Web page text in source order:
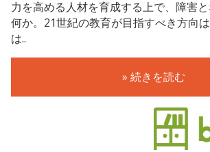
力を高める人材を育成する上で、障害
何か。21世紀の教育が目指すべき方向
は..
» 続きを読む